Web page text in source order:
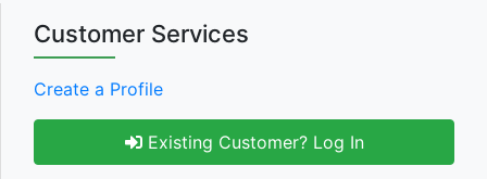
Customer Services
Create a Profile
Existing Customer? Log In